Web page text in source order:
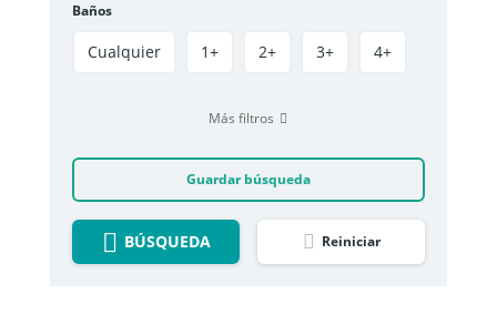
Baños
Cualquier 1+ 2+ 3+ 4+
Más filtros
Guardar búsqueda
BÚSQUEDA Reiniciar